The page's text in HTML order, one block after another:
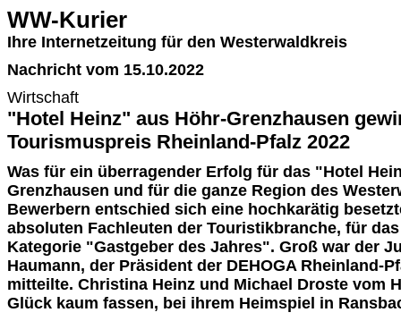
WW-Kurier
Ihre Internetzeitung für den Westerwaldkreis
Nachricht vom 15.10.2022
Wirtschaft
"Hotel Heinz" aus Höhr-Grenzhausen
Tourismuspreis Rheinland-Pfalz 2022
Was für ein überragender Erfolg für das "Hotel
Grenzhausen und für die ganze Region des
Bewerbern entschied sich eine hochkarätig
absoluten Fachleuten der Touristikbranche, für
Kategorie "Gastgeber des Jahres". Groß war der
Haumann, der Präsident der DEHOGA Rheinland-
mitteilte. Christina Heinz und Michael Droste vom
Glück kaum fassen, bei ihrem Heimspiel in